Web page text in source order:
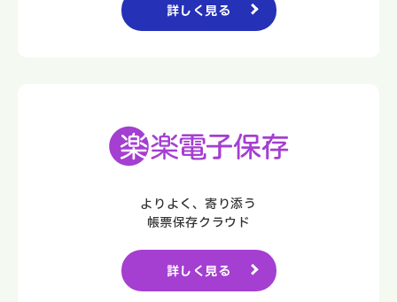
詳しく見る
よりよく、寄り添う
帳票保存クラウド
詳しく見る